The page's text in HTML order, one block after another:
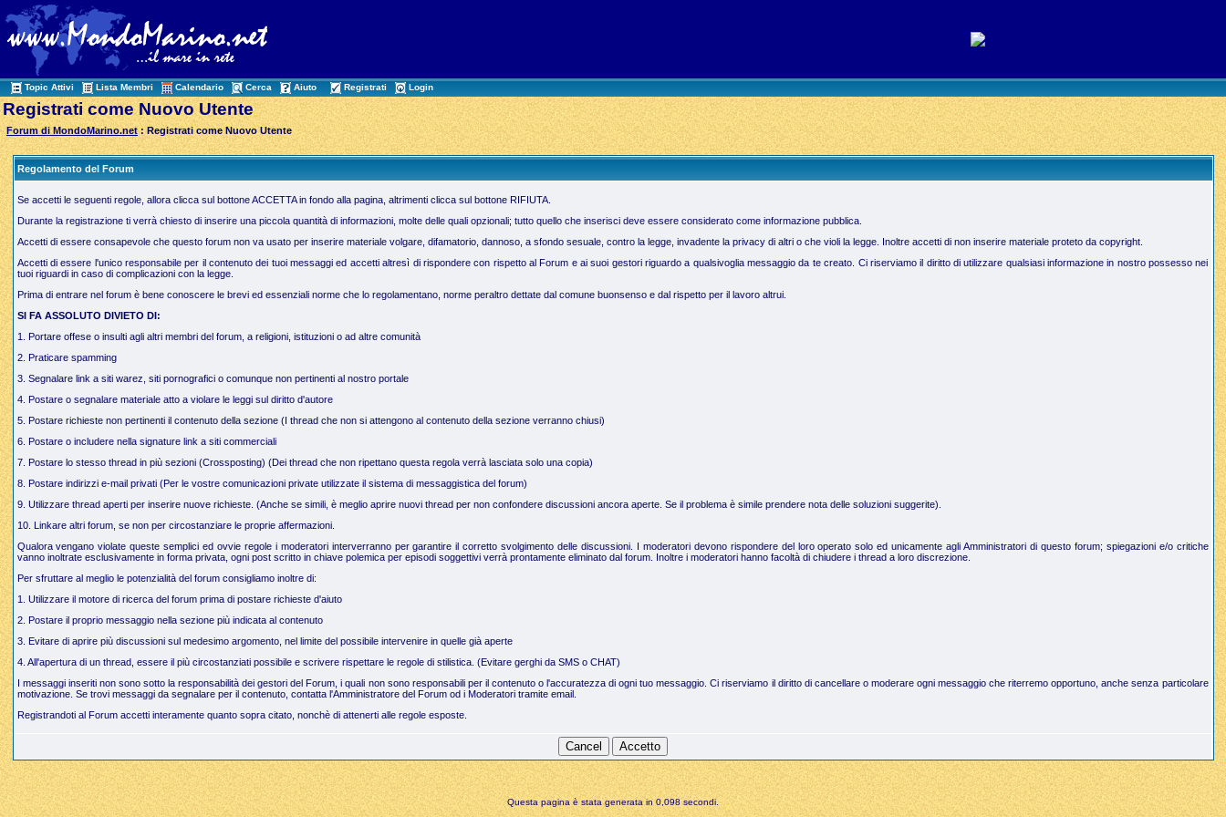
Topic Attivi Lista Membri Calendario Cerca Aiuto Registrati Login
Registrati come Nuovo Utente
Forum di MondoMarino.net : Registrati come Nuovo Utente
Regolamento del Forum
Se accetti le seguenti regole, allora clicca sul bottone ACCETTA in fondo alla pagina, altrimenti clicca sul bottone RIFIUTA.
Durante la registrazione ti verrà chiesto di inserire una piccola quantità di informazioni, molte delle quali opzionali; tutto quello che inserisci deve essere considerato come informazione pubblica.
Accetti di essere consapevole che questo forum non va usato per inserire materiale volgare, difamatorio, dannoso, a sfondo sesuale, contro la legge, invadente la privacy di altri o che violi la legge. Inoltre accetti di non inserire materiale proteto da copyright.
Accetti di essere l'unico responsabile per il contenuto dei tuoi messaggi ed accetti altresì di rispondere con rispetto al Forum e ai suoi gestori riguardo a qualsivoglia messaggio da te creato. Ci riserviamo il diritto di utilizzare qualsiasi informazione in nostro possesso nei
tuoi riguardi in caso di complicazioni con la legge.
Prima di entrare nel forum è bene conoscere le brevi ed essenziali norme che lo regolamentano, norme peraltro dettate dal comune buonsenso e dal rispetto per il lavoro altrui.
SI FA ASSOLUTO DIVIETO DI:
1. Portare offese o insulti agli altri membri del forum, a religioni, istituzioni o ad altre comunità
2. Praticare spamming
3. Segnalare link a siti warez, siti pornografici o comunque non pertinenti al nostro portale
4. Postare o segnalare materiale atto a violare le leggi sul diritto d'autore
5. Postare richieste non pertinenti il contenuto della sezione (I thread che non si attengono al contenuto della sezione verranno chiusi)
6. Postare o includere nella signature link a siti commerciali
7. Postare lo stesso thread in più sezioni (Crossposting) (Dei thread che non ripettano questa regola verrà lasciata solo una copia)
8. Postare indirizzi e-mail privati (Per le vostre comunicazioni private utilizzate il sistema di messaggistica del forum)
9. Utilizzare thread aperti per inserire nuove richieste. (Anche se simili, è meglio aprire nuovi thread per non confondere discussioni ancora aperte. Se il problema è simile prendere nota delle soluzioni suggerite).
10. Linkare altri forum, se non per circostanziare le proprie affermazioni.
Qualora vengano violate queste semplici ed ovvie regole i moderatori interverranno per garantire il corretto svolgimento delle discussioni. I moderatori devono rispondere del loro operato solo ed unicamente agli Amministratori di questo forum; spiegazioni e/o critiche
vanno inoltrate esclusivamente in forma privata, ogni post scritto in chiave polemica per episodi soggettivi verrà prontamente eliminato dal forum. Inoltre i moderatori hanno facoltà di chiudere i thread a loro discrezione.
Per sfruttare al meglio le potenzialità del forum consigliamo inoltre di:
1. Utilizzare il motore di ricerca del forum prima di postare richieste d'aiuto
2. Postare il proprio messaggio nella sezione più indicata al contenuto
3. Evitare di aprire più discussioni sul medesimo argomento, nel limite del possibile intervenire in quelle già aperte
4. All'apertura di un thread, essere il più circostanziati possibile e scrivere rispettare le regole di stilistica. (Evitare gerghi da SMS o CHAT)
I messaggi inseriti non sono sotto la responsabilità dei gestori del Forum, i quali non sono responsabili per il contenuto o l'accuratezza di ogni tuo messaggio. Ci riserviamo il diritto di cancellare o moderare ogni messaggio che riterremo opportuno, anche senza particolare
motivazione. Se trovi messaggi da segnalare per il contenuto, contatta l'Amministratore del Forum od i Moderatori tramite email.
Registrandoti al Forum accetti interamente quanto sopra citato, nonchè di attenerti alle regole esposte.
Questa pagina è stata generata in 0,098 secondi.